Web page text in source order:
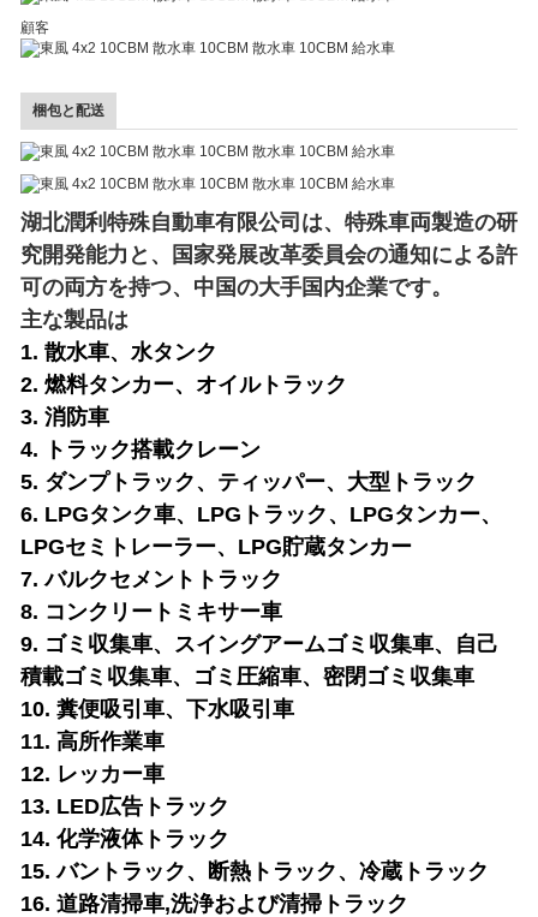
顧客
梱包と配送
湖北潤利特殊自動車有限公司は、特殊車両製造の研
究開発能力と、国家発展改革委員会の通知による許
可の両方を持つ、中国の大手国内企業です。
主な製品は
1. 散水車、水タンク
2. 燃料タンカー、オイルトラック
3. 消防車
4. トラック搭載クレーン
5. ダンプトラック、ティッパー、大型トラック
6. LPGタンク車、LPGトラック、LPGタンカー、
LPGセミトレーラー、LPG貯蔵タンカー
7. バルクセメントトラック
8. コンクリートミキサー車
9. ゴミ収集車、スイングアームゴミ収集車、自己
積載ゴミ収集車、ゴミ圧縮車、密閉ゴミ収集車
10. 糞便吸引車、下水吸引車
11. 高所作業車
12. レッカー車
13. LED広告トラック
14. 化学液体トラック
15. バントラック、断熱トラック、冷蔵トラック
16. 道路清掃車,洗浄および清掃トラック